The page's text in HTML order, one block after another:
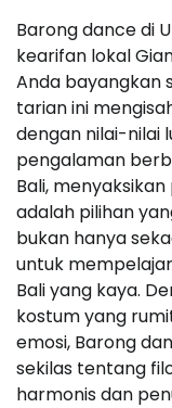
Barong dance di
kearifan lokal
Anda bayangkan
tarian ini
dengan nilai-nilai
pengalaman
Bali,
adalah pilihan
bukan hanya
untuk
Bali yang kaya.
kostum yang
emosi, Barong
sekilas tentang
harmonis dan